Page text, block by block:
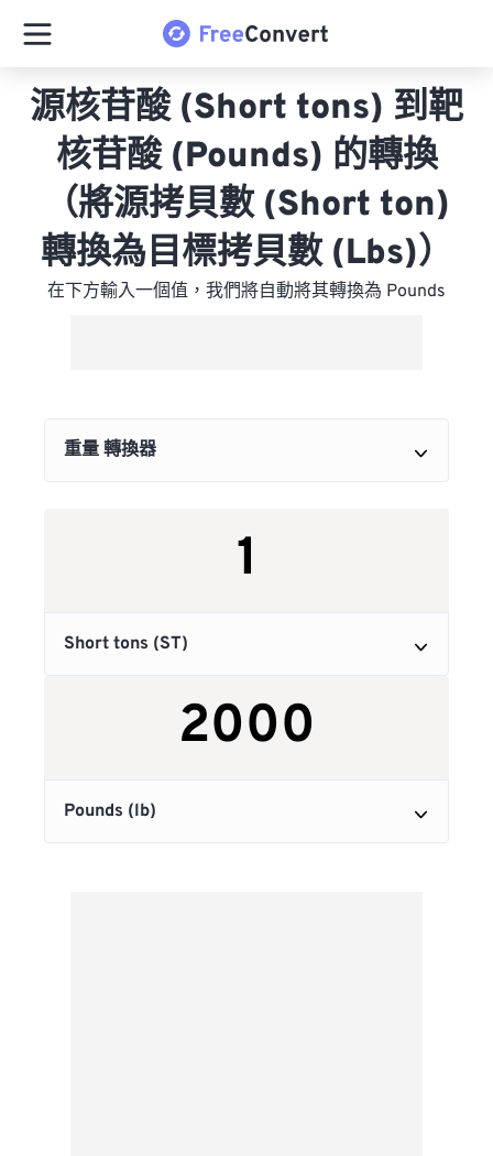
源核苷酸 (Short tons) 到靶
核苷酸 (Pounds) 的轉換
（將源拷貝數 (Short ton)
轉換為目標拷貝數 (Lbs)）
在下方輸入一個值，我們將自動將其轉換為 Pounds